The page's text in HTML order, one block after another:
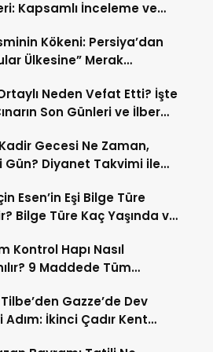
Kapsamlı İnceleme ve
Kökeni: Persiya’dan
Ülkesine” Merak
Neden Vefat Etti? İşte
Son Günleri ve İlber
Gecesi Ne Zaman,
Gün? Diyanet Takvimi ile
Esen’in Eşi Bilge Türe
Bilge Türe Kaç Yaşında ve
Kontrol Hapı Nasıl
9 Maddede Tüm
Tilbe’den Gazze’de Dev
Adım: İkinci Çadır Kent